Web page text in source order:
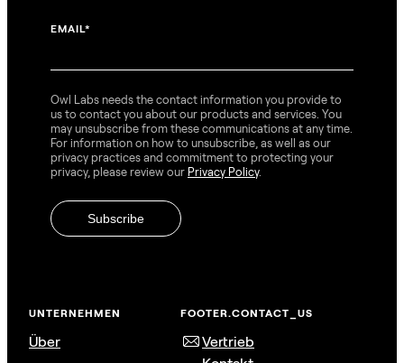
EMAIL *
Owl Labs needs the contact information you provide to
us to contact you about our products and services. You
may unsubscribe from these communications at any time.
For information on how to unsubscribe, as well as our
privacy practices and commitment to protecting your
privacy, please review our Privacy Policy.
UNTERNEHMEN
Über
FOOTER.CONTACT_US
Vertrieb